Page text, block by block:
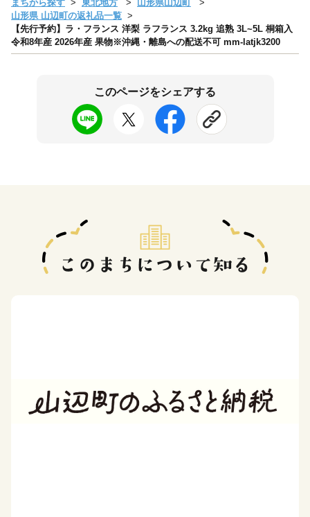
まちから探す 東北地方
山形県山辺町
山形県 山辺町の返礼品一覧
【先行予約】ラ・フランス 洋梨 ラフランス 3.2kg 追熟 3L~5L 桐箱入
令和8年産 2026年産 果物※沖縄・離島への配送不可 mm-latjk3200
このページをシェアする